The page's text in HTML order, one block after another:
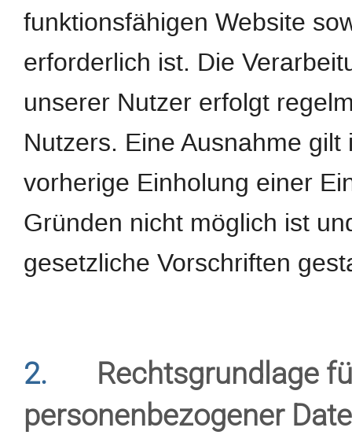
funktionsfähigen Website
erforderlich ist. Die
unserer Nutzer erfolgt
Nutzers. Eine Ausnahme
vorherige Einholung einer
Gründen nicht möglich ist
gesetzliche Vorschriften
2.
Rechtsgrundlage
personenbezogener